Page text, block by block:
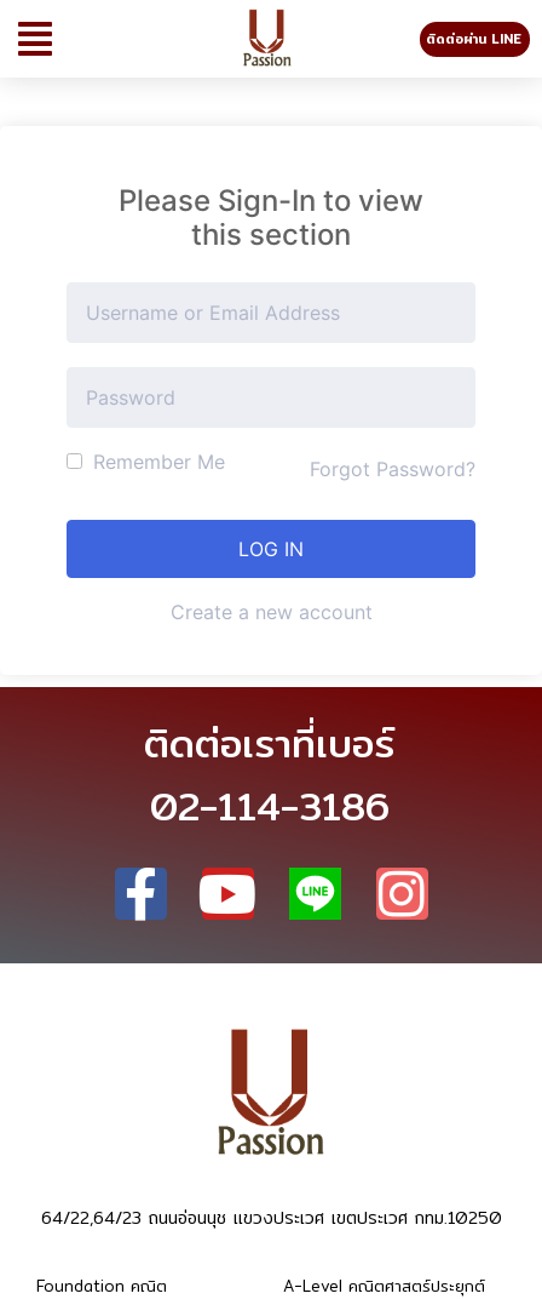
ติดต่อผ่าน LINE
Please Sign-In to view
this section
Remember Me Forgot Password?
Create a new account
ติดต่อเราที่เบอร์
02-114-3186
64/22,64/23 ถนนอ่อนนุช แขวงประเวศ เขตประเวศ กทม.10250
Foundation คณิต
A-Level คณิตศาสตร์ประยุกต์